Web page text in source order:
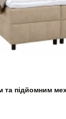
та підйомним